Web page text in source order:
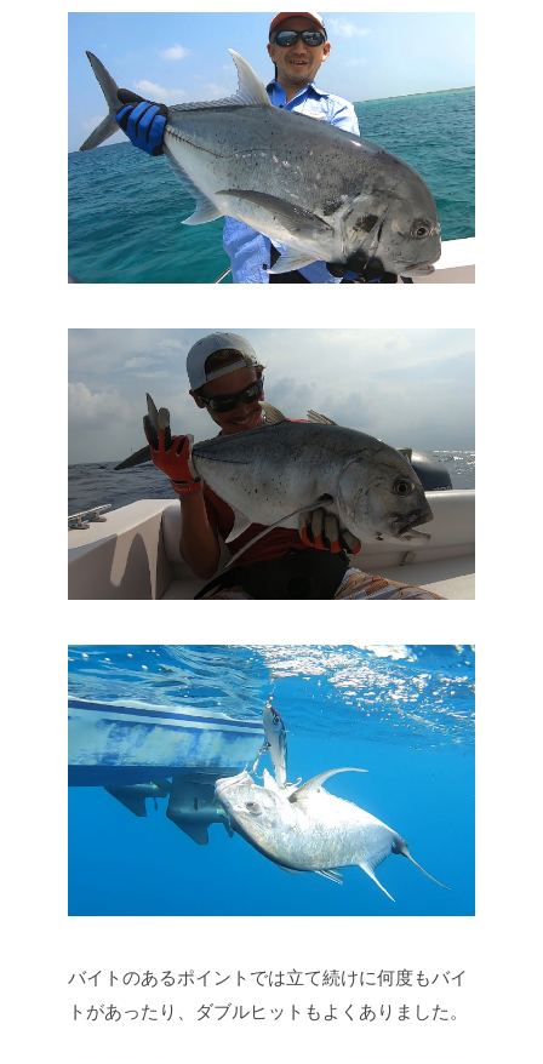
バイトのあるポイントでは立て続けに何度もバイ
トがあったり、ダブルヒットもよくありました。